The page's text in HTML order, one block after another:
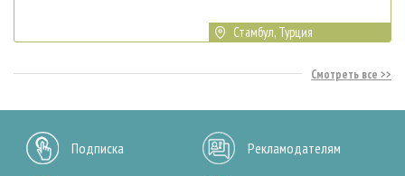
Стамбул, Турция
Смотреть все
Подписка Рекламодателям